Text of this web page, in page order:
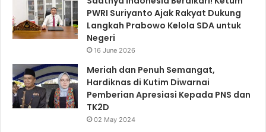
PWRI Suriyanto Ajak Rakyat Dukung
Langkah Prabowo Kelola SDA untuk
Negeri
16 June 2026
Meriah dan Penuh Semangat,
Hardiknas di Kutim Diwarnai
Pemberian Apresiasi Kepada PNS dan
TK2D
02 May 2024